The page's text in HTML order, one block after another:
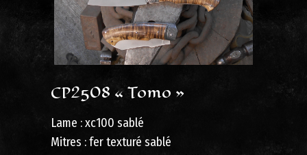
CP2508 « Tomo »
Lame : xc100 sablé
Mitres : fer texturé sablé